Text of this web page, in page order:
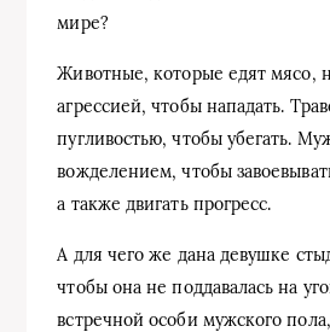
мире?
Животные, которые едят мясо,
агрессией, чтобы нападать.
пугливостью, чтобы убегать.
вожделением, чтобы
а также двигать прогресс.
А для чего же дана девушке
чтобы она не поддавалась на
встречной особи мужского